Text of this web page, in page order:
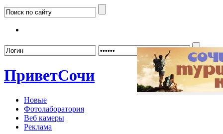
ПриветСочи
Новые
Фотолаборатория
Веб камеры
Реклама